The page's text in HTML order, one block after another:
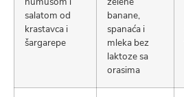
salatom od
krastavca i
šargarepe
banane,
spanaća i
mleka bez
laktoze sa
orasima